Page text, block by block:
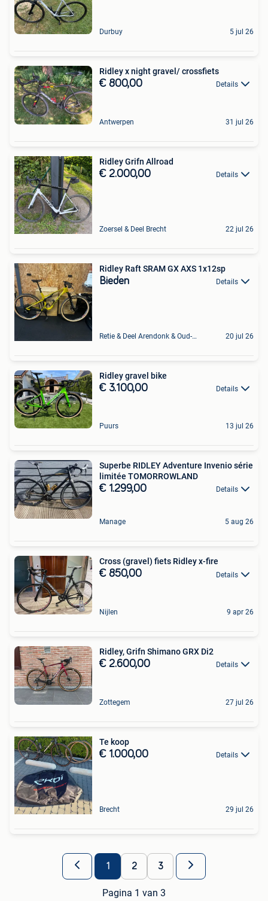
Durbuy 5 jul 26
Ridley x night gravel/ crossfiets
€ 800,00 Details
Antwerpen 31 jul 26
Ridley Grifn Allroad
€ 2.000,00 Details
Zoersel & Deel Brecht 22 jul 26
Ridley Raft SRAM GX AXS 1x12sp
Bieden Details
Retie & Deel Arendonk & Oud-Turnhout 20 jul 26
Ridley gravel bike
€ 3.100,00 Details
Puurs 13 jul 26
Superbe RIDLEY Adventure Invenio série
limitée TOMORROWLAND
€ 1.299,00 Details
Manage 5 aug 26
Cross (gravel) fiets Ridley x-fire
€ 850,00 Details
Nijlen 9 apr 26
Ridley, Grifn Shimano GRX Di2
€ 2.600,00 Details
Zottegem 27 jul 26
Te koop
€ 1.000,00 Details
Brecht 29 jul 26
1 2 3
Pagina 1 van 3